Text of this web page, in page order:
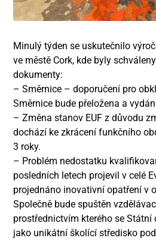
Minulý týden se uskutečnilo
ve městě Cork, kde byly
dokumenty:
– Směrnice – doporučení pro
Směrnice bude přeložena a
– Změna stanov EUF z důvodu
dochází ke zkrácení funkčního
3 roky.
– Problém nedostatku
posledních letech projevil v celé
projednáno inovativní opatření v
Společně bude spuštěn
prostřednictvím kterého se
jako unikátní školící středisko